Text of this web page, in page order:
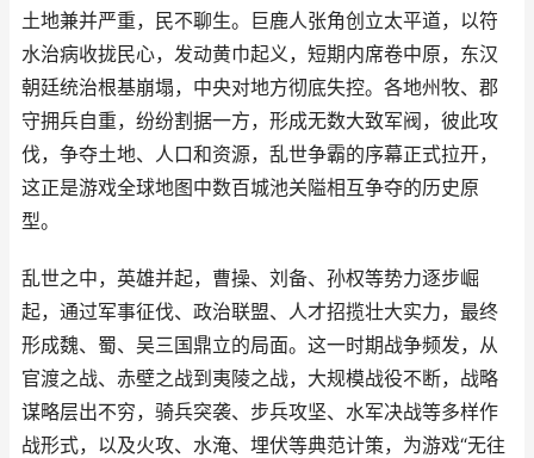
土地兼并严重，民不聊生。巨鹿人张角创立太平道，以符
水治病收拢民心，发动黄巾起义，短期内席卷中原，东汉
朝廷统治根基崩塌，中央对地方彻底失控。各地州牧、郡
守拥兵自重，纷纷割据一方，形成无数大致军阀，彼此攻
伐，争夺土地、人口和资源，乱世争霸的序幕正式拉开，
这正是游戏全球地图中数百城池关隘相互争夺的历史原
型。
乱世之中，英雄并起，曹操、刘备、孙权等势力逐步崛
起，通过军事征伐、政治联盟、人才招揽壮大实力，最终
形成魏、蜀、吴三国鼎立的局面。这一时期战争频发，从
官渡之战、赤壁之战到夷陵之战，大规模战役不断，战略
谋略层出不穷，骑兵突袭、步兵攻坚、水军决战等多样作
战形式，以及火攻、水淹、埋伏等典范计策，为游戏“无往